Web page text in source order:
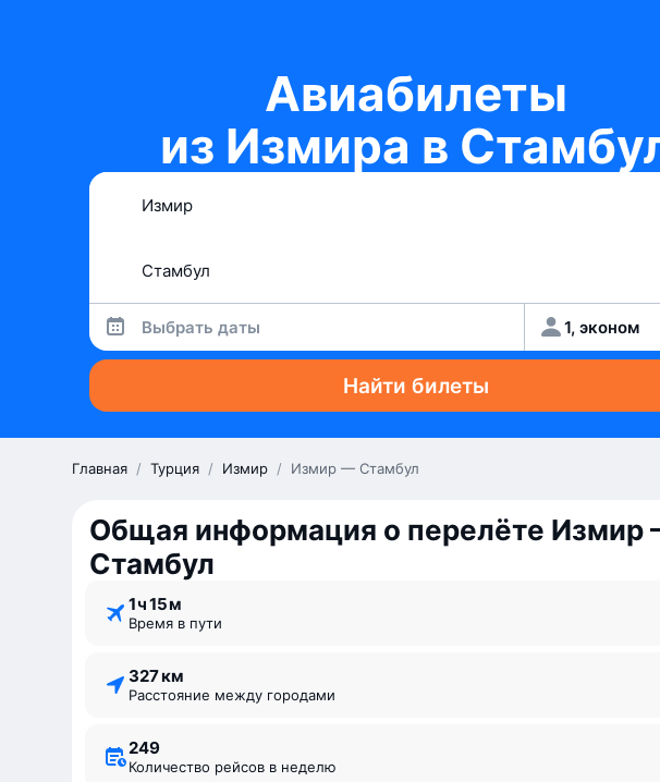
Авиабилеты
из Измира в
Выбрать даты 1, эконом
Найти билеты
Главная / Турция / Измир / Измир — Стамбул
Общая информация о перелёте Измир
Стамбул
1 ⁠ч 15 ⁠м
Время в пути
327 км
Расстояние между городами
249
Количество рейсов в неделю